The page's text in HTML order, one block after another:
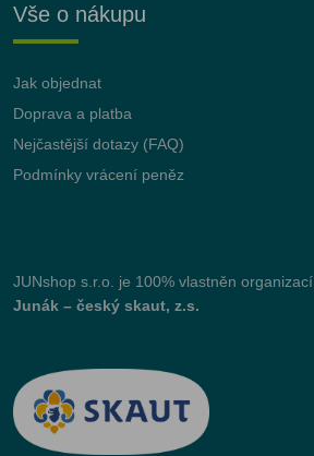
Vše o nákupu
Jak objednat
Doprava a platba
Nejčastější dotazy (FAQ)
Podmínky vrácení peněz
JUNshop s.r.o.
je 100% vlastněn organizací
Junák – český skaut, z.s.